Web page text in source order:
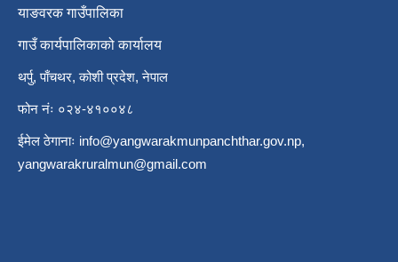
याङवरक गाउँपालिका
गाउँ कार्यपालिकाको कार्यालय
थर्पु, पाँचथर, कोशी प्रदेश, नेपाल
फोन नंः ०२४-४१००४८
ईमेल ठेगानाः info@yangwarakmunpanchthar.gov.np,
yangwarakruralmun@gmail.com